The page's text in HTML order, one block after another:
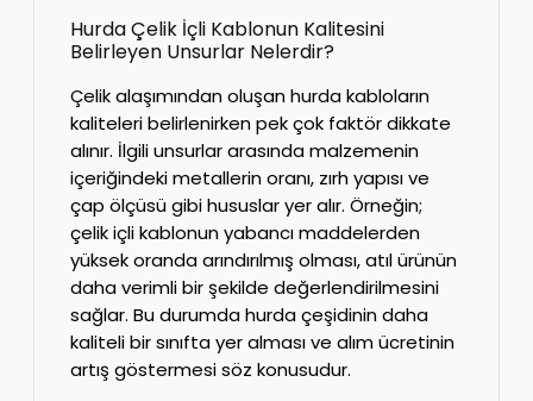
Hurda Çelik İçli Kablonun Kalitesini
Belirleyen Unsurlar Nelerdir?
Çelik alaşımından oluşan hurda kabloların
kaliteleri belirlenirken pek çok faktör dikkate
alınır. İlgili unsurlar arasında malzemenin
içeriğindeki metallerin oranı, zırh yapısı ve
çap ölçüsü gibi hususlar yer alır. Örneğin;
çelik içli kablonun yabancı maddelerden
yüksek oranda arındırılmış olması, atıl ürünün
daha verimli bir şekilde değerlendirilmesini
sağlar. Bu durumda hurda çeşidinin daha
kaliteli bir sınıfta yer alması ve alım ücretinin
artış göstermesi söz konusudur.